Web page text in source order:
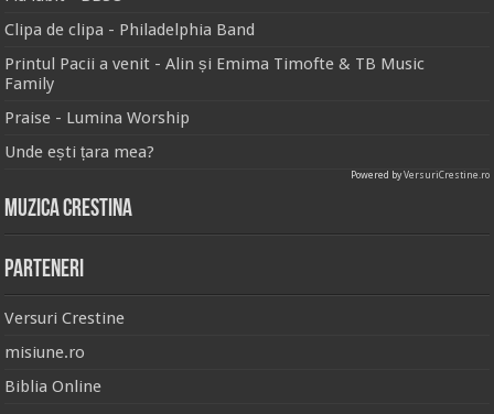
Clipa de clipa - Philadelphia Band
Printul Pacii a venit - Alin și Emima Timofte & TB Music
Family
Praise - Lumina Worship
Unde ești țara mea?
Powered byVersuriCrestine.ro
Muzica Crestina
Parteneri
Versuri Crestine
misiune.ro
Biblia Online